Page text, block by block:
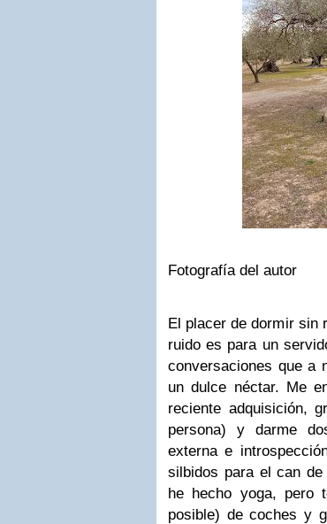
Fotografía del autor
El placer de dormir sin
ruido es para un
conversaciones que a
un dulce néctar. Me
reciente adquisición,
persona) y darme
externa e
silbidos para el can
he hecho yoga, pero
posible) de coches y